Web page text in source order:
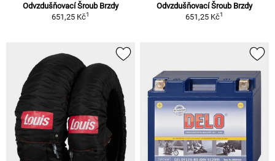
Odvzdušňovací Šroub Brzdy
651,25 Kč1
Odvzdušňovací Šroub Brzdy
651,25 Kč1